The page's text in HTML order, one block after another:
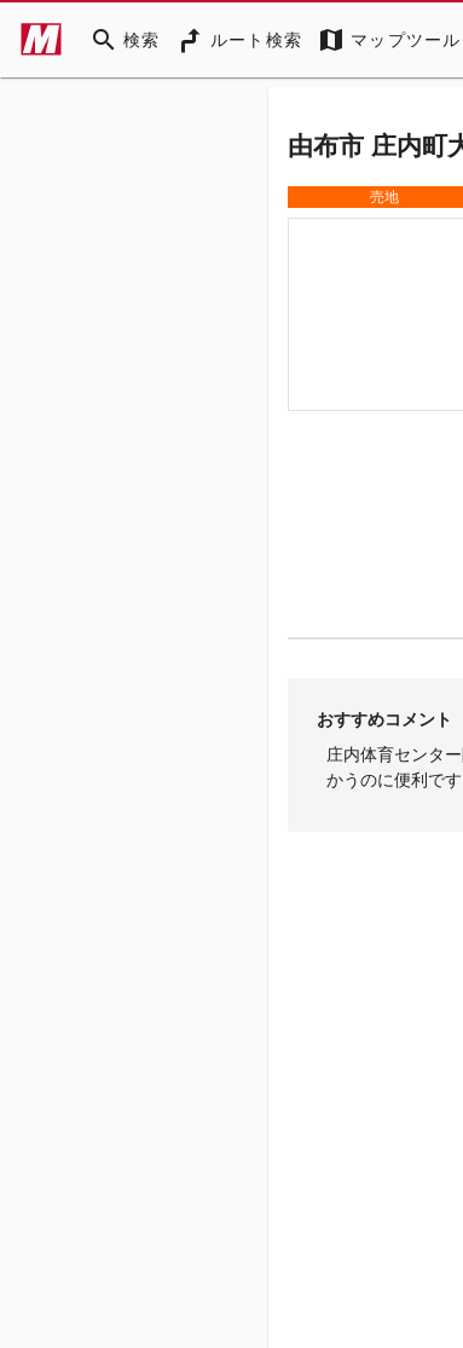
search 検索 ルート検索 map マップツール
由布市 庄内町
売地
おすすめコメント
庄内体育センタ
かうのに便利です